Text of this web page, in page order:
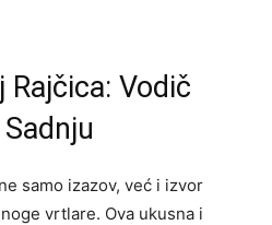
Rajčica: Vodič
samo izazov, već i izvor
vrtlare. Ova ukusna i